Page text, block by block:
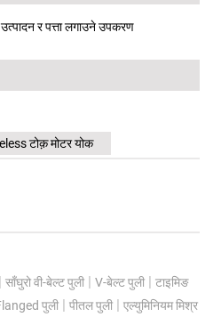
उत्पादन र पत्ता लगाउने उपकरण
टोक़ मोटर योक
| साँघुरो वी-बेल्ट पुली | V-बेल्ट पुली | टाइमिङ
पुली | पीतल पुली | एल्युमिनियम मिश्र